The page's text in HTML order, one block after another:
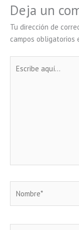
Deja un
Tu dirección de
campos obligatorios
aquí...